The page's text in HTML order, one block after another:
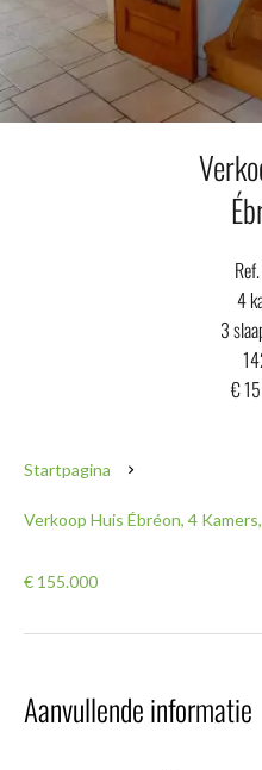
4
3
€
Startpagina
Verkoop Huis Ébréon, 4
€ 155.000
Aanvullende informatie